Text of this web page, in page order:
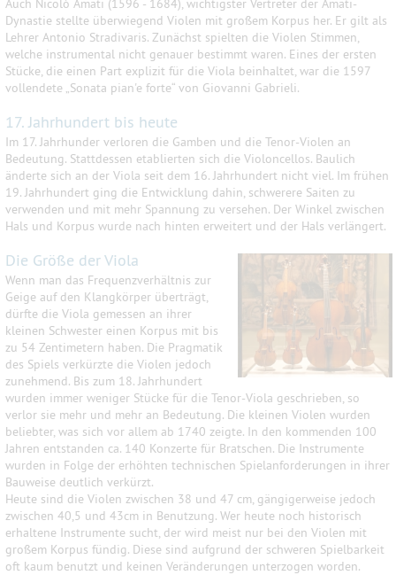
Auch Nicolò Amati (1596 - 1684), wichtigster Vertreter der Amati-
Dynastie stellte überwiegend Violen mit großem Korpus her. Er gilt als
Lehrer Antonio Stradivaris. Zunächst spielten die Violen Stimmen,
welche instrumental nicht genauer bestimmt waren. Eines der ersten
Stücke, die einen Part explizit für die Viola beinhaltet, war die 1597
vollendete „Sonata pian'e forte“ von Giovanni Gabrieli.
17. Jahrhundert bis heute
Im 17. Jahrhunder verloren die Gamben und die Tenor-Violen an
Bedeutung. Stattdessen etablierten sich die Violoncellos. Baulich
änderte sich an der Viola seit dem 16. Jahrhundert nicht viel. Im frühen
19. Jahrhundert ging die Entwicklung dahin, schwerere Saiten zu
verwenden und mit mehr Spannung zu versehen. Der Winkel zwischen
Hals und Korpus wurde nach hinten erweitert und der Hals verlängert.
Die Größe der Viola
Wenn man das Frequenzverhältnis zur
Geige auf den Klangkörper überträgt,
dürfte die Viola gemessen an ihrer
kleinen Schwester einen Korpus mit bis
zu 54 Zentimetern haben. Die Pragmatik
des Spiels verkürzte die Violen jedoch
zunehmend. Bis zum 18. Jahrhundert
wurden immer weniger Stücke für die Tenor-Viola geschrieben, so
verlor sie mehr und mehr an Bedeutung. Die kleinen Violen wurden
beliebter, was sich vor allem ab 1740 zeigte. In den kommenden 100
Jahren entstanden ca. 140 Konzerte für Bratschen. Die Instrumente
wurden in Folge der erhöhten technischen Spielanforderungen in ihrer
Bauweise deutlich verkürzt.
Heute sind die Violen zwischen 38 und 47 cm, gängigerweise jedoch
zwischen 40,5 und 43cm in Benutzung. Wer heute noch historisch
erhaltene Instrumente sucht, der wird meist nur bei den Violen mit
großem Korpus fündig. Diese sind aufgrund der schweren Spielbarkeit
oft kaum benutzt und keinen Veränderungen unterzogen worden.